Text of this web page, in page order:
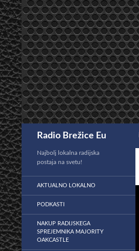
Preskoči
na
vsebino
Radio Brežice Eu
Najbolj lokalna radijska
postaja na svetu!
AKTUALNO LOKALNO
PODKASTI
NAKUP RADIJSKEGA
SPREJEMNIKA MAJORITY
OAKCASTLE